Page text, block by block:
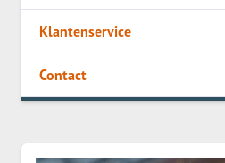
Klantenservice
Contact